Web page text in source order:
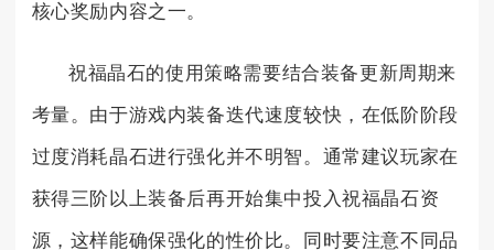
核心奖励内容之一。
祝福晶石的使用策略需要结合装备更新周期来
考量。由于游戏内装备迭代速度较快，在低阶阶段
过度消耗晶石进行强化并不明智。通常建议玩家在
获得三阶以上装备后再开始集中投入祝福晶石资
源，这样能确保强化的性价比。同时要注意不同品